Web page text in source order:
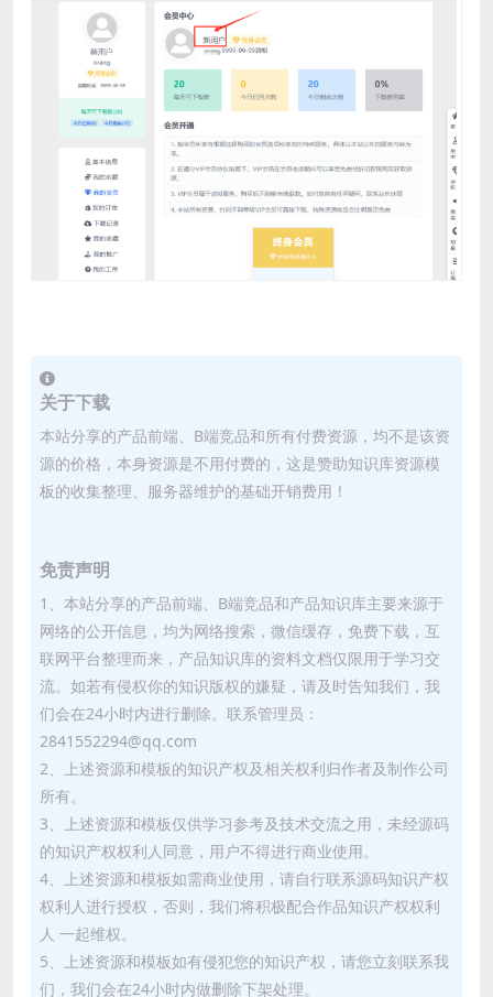
关于下载
本站分享的产品前端、B端竞品和所有付费资源，均不是该资
源的价格，本身资源是不用付费的，这是赞助知识库资源模
板的收集整理、服务器维护的基础开销费用！
免责声明
1、本站分享的产品前端、B端竞品和产品知识库主要来源于
网络的公开信息，均为网络搜索，微信缓存，免费下载，互
联网平台整理而来，产品知识库的资料文档仅限用于学习交
流。如若有侵权你的知识版权的嫌疑，请及时告知我们，我
们会在24小时内进行删除。联系管理员：
2841552294@qq.com
2、上述资源和模板的知识产权及相关权利归作者及制作公司
所有。
3、上述资源和模板仅供学习参考及技术交流之用，未经源码
的知识产权权利人同意，用户不得进行商业使用。
4、上述资源和模板如需商业使用，请自行联系源码知识产权
权利人进行授权，否则，我们将积极配合作品知识产权权利
人 一起维权。
5、上述资源和模板如有侵犯您的知识产权，请您立刻联系我
们，我们会在24小时内做删除下架处理。